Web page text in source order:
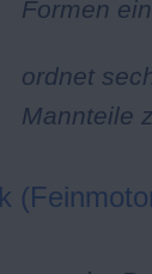
Formen ein
ordnet
Mannteile